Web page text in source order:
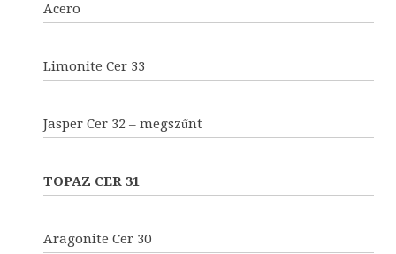
Acero
Limonite Cer 33
Jasper Cer 32 – megszűnt
TOPAZ CER 31
Aragonite Cer 30